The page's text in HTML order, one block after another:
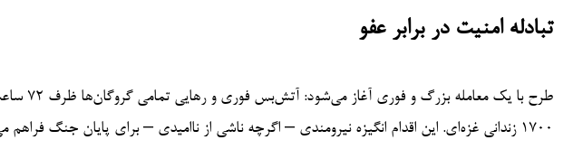
تبادله امنیت در برابر عفو
۱۷۰۰ زندانی غزه‌ای. این اقدام انگیزه نیرومندی – اگرچه ناشی از ناامیدی – برای پایان جنگ فراهم می‌کند